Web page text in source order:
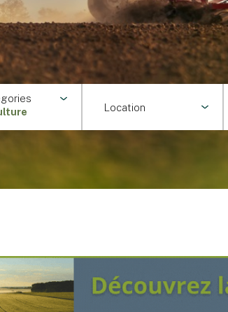
Location